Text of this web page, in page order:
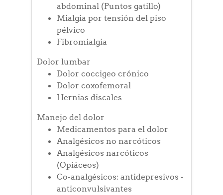
abdominal (Puntos gatillo)
Mialgia por tensión del piso
pélvico
Fibromialgia
Dolor lumbar
Dolor coccigeo crónico
Dolor coxofemoral
Hernias discales
Manejo del dolor
Medicamentos para el dolor
Analgésicos no narcóticos
Analgésicos narcóticos
(Opiáceos)
Co-analgésicos: antidepresivos -
anticonvulsivantes